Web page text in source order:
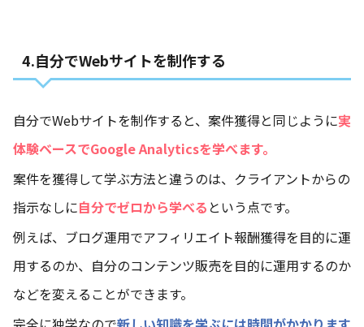
4.自分でWebサイトを制作する
自分でWebサイトを制作すると、案件獲得と同じように実
体験ベースでGoogle Analyticsを学べます。
案件を獲得して学ぶ方法と違うのは、クライアントからの
指示なしに自分でゼロから学べる という点です。
例えば、ブログ運用でアフィリエイト報酬獲得を目的に運
用するのか、自分のコンテンツ販売を目的に運用するのか
などを変えることができます。